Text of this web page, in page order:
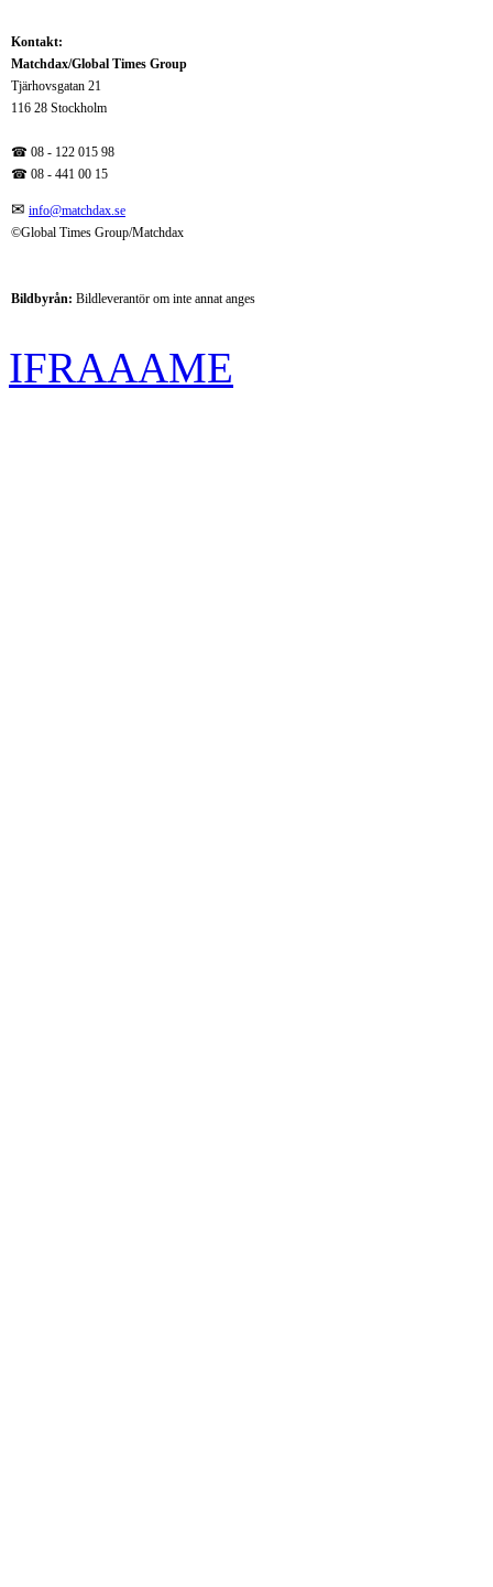
Kontakt:
Matchdax/Global Times Group
Tjärhovsgatan 21
116 28 Stockholm
☎ 08 - 122 015 98
☎ 08 - 441 00 15
✉ info@matchdax.se
©Global Times Group/Matchdax
Bildbyrån: Bildleverantör om inte annat anges
IFRAAAME